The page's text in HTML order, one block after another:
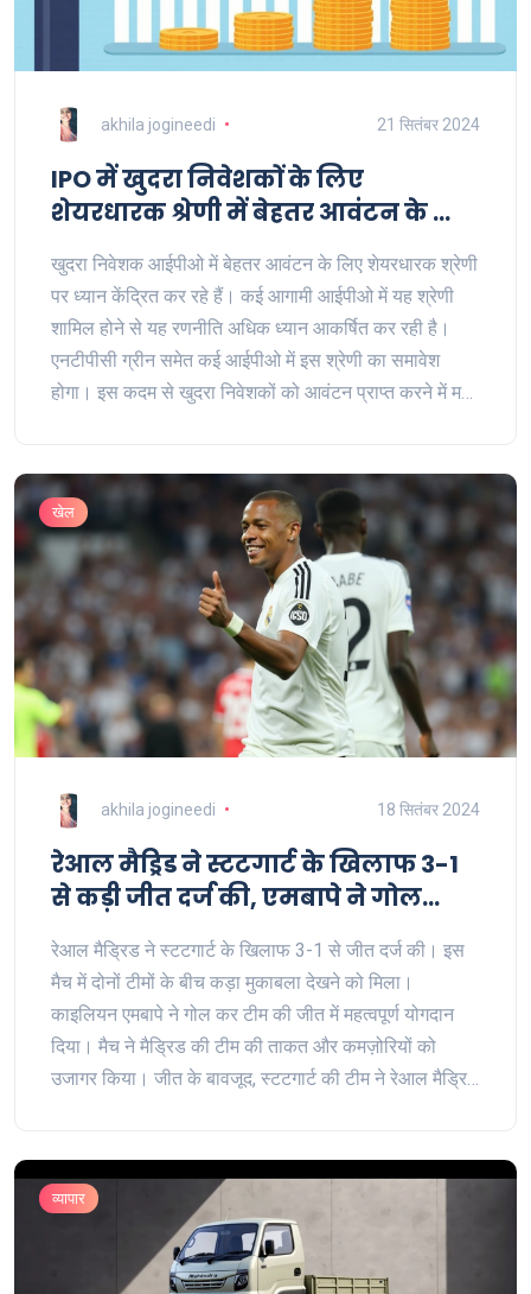
akhila jogineedi 21 सितंबर 2024
IPO में खुदरा निवेशकों के लिए
शेयरधारक श्रेणी में बेहतर आवंटन के लिए
खुदरा निवेशक आईपीओ में बेहतर आवंटन के लिए शेयरधारक श्रेणी
पर ध्यान केंद्रित कर रहे हैं। कई आगामी आईपीओ में यह श्रेणी
शामिल होने से यह रणनीति अधिक ध्यान आकर्षित कर रही है।
एनटीपीसी ग्रीन समेत कई आईपीओ में इस श्रेणी का समावेश
होगा। इस कदम से खुदरा निवेशकों को आवंटन प्राप्त करने में मदद
खेल
akhila jogineedi 18 सितंबर 2024
रेआल मैड्रिड ने स्टटगार्ट के खिलाफ 3-1
से कड़ी जीत दर्ज की, एमबापे ने गोल
रेआल मैड्रिड ने स्टटगार्ट के खिलाफ 3-1 से जीत दर्ज की। इस
मैच में दोनों टीमों के बीच कड़ा मुकाबला देखने को मिला।
काइलियन एमबापे ने गोल कर टीम की जीत में महत्वपूर्ण योगदान
दिया। मैच ने मैड्रिड की टीम की ताकत और कमज़ोरियों को
उजागर किया। जीत के बावजूद, स्टटगार्ट की टीम ने रेआल मैड्रिड
व्यापार